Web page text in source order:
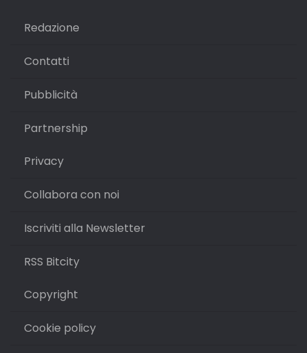
Redazione
Contatti
Pubblicità
Partnership
Privacy
Collabora con noi
Iscriviti alla Newsletter
RSS Bitcity
Copyright
Cookie policy